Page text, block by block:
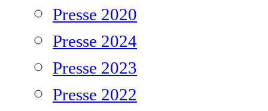
Presse 2020
Presse 2024
Presse 2023
Presse 2022